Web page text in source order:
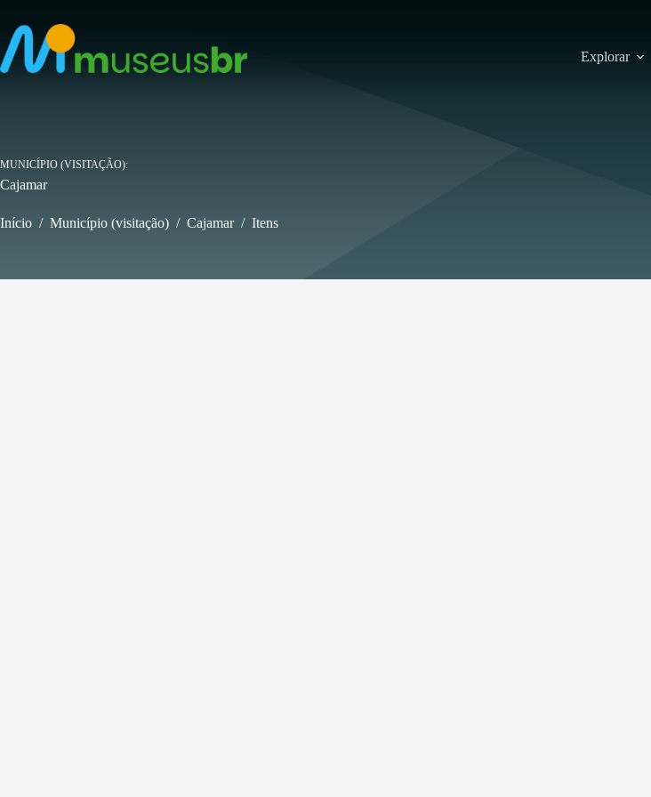
para
conteúdo
Explorar
MUNICÍPIO (VISITAÇÃO)
Cajamar
Início / Município (visitação) / Cajamar / Itens